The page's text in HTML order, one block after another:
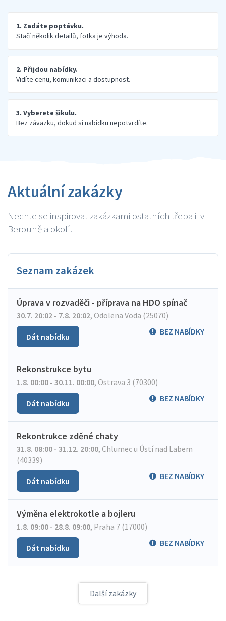
1. Zadáte poptávku.
Stačí několik detailů, fotka je výhoda.
2. Přijdou nabídky.
Vidíte cenu, komunikaci a dostupnost.
3. Vyberete šikulu.
Bez závazku, dokud si nabídku nepotvrdíte.
Aktuální zakázky
Nechte se inspirovat zakázkami ostatních třeba i v
Berouně a okolí.
Seznam zakázek
Úprava v rozvaděči - příprava na HDO spínač
30.7. 20:02 - 7.8. 20:02, Odolena Voda (25070)
BEZ NABÍDKY
Dát nabídku
Rekonstrukce bytu
1.8. 00:00 - 30.11. 00:00, Ostrava 3 (70300)
BEZ NABÍDKY
Dát nabídku
Rekontrukce zděné chaty
31.8. 08:00 - 31.12. 20:00, Chlumec u Ústí nad Labem
(40339)
BEZ NABÍDKY
Dát nabídku
Výměna elektrokotle a bojleru
1.8. 09:00 - 28.8. 09:00, Praha 7 (17000)
BEZ NABÍDKY
Dát nabídku
Další zakázky